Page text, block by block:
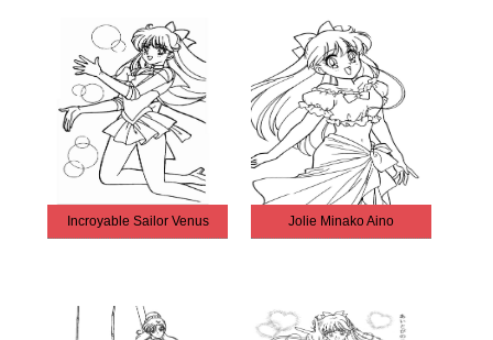
Incroyable Sailor Venus Jolie Minako Aino